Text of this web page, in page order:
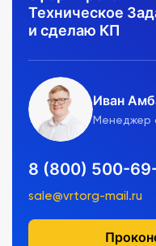
Техническое
и сделаю КП
Иван
Менеджер
8 (800) 500-
sale@vrtorg-mail.ru